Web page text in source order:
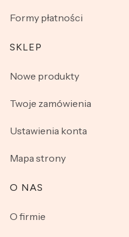
Formy płatności
SKLEP
Nowe produkty
Twoje zamówienia
Ustawienia konta
Mapa strony
O NAS
O firmie